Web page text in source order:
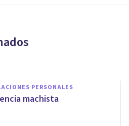
PERSONALES
machista